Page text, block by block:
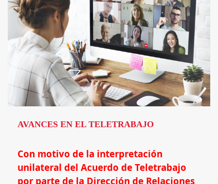
AVANCES EN EL TELETRABAJO
Con motivo de la interpretación
unilateral del Acuerdo de Teletrabajo
por parte de la Dirección de Relaciones